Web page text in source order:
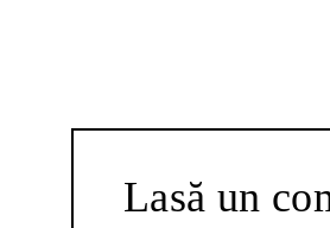
Lasă un